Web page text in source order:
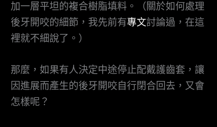
加一層平坦的複合樹脂填料。（關於如何處理
後牙開咬的細節，我先前有專文討論過，在這
裡就不細說了。）
那麼，如果有人決定中途停止配戴護齒套，讓
因進展而產生的後牙開咬自行閉合回去，又會
怎樣呢？